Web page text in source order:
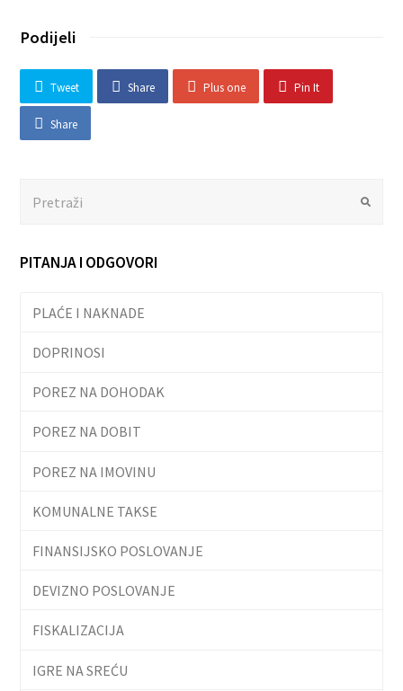
Podijeli
Tweet Share Plus one Pin It
Share
PITANJA I ODGOVORI
PLAĆE I NAKNADE
DOPRINOSI
POREZ NA DOHODAK
POREZ NA DOBIT
POREZ NA IMOVINU
KOMUNALNE TAKSE
FINANSIJSKO POSLOVANJE
DEVIZNO POSLOVANJE
FISKALIZACIJA
IGRE NA SREĆU